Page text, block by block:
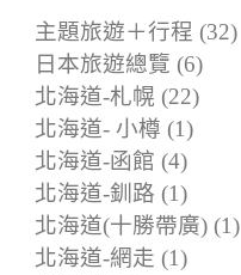
主題旅遊＋行程 (32)
日本旅遊總覽 (6)
北海道-札幌 (22)
北海道- 小樽 (1)
北海道-函館 (4)
北海道-釧路 (1)
北海道(十勝帶廣) (1)
北海道-網走 (1)